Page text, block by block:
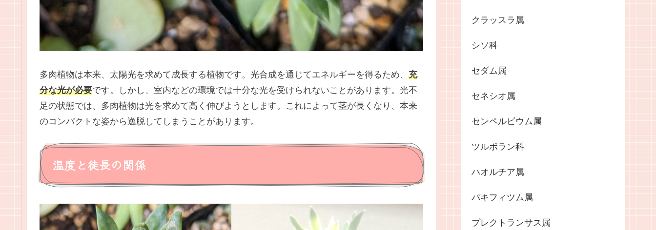
多肉植物は本来、太陽光を求めて成長する植物です。光合成を通じてエネルギーを得るため、 充
分な光が必要です。しかし、室内などの環境では十分な光を受けられないことがあります。光不
足の状態では、多肉植物は光を求めて高く伸びようとします。これによって茎が長くなり、本来
のコンパクトな姿から逸脱してしまうことがあります。
温度と徒長の関係
クラッスラ属
シソ科
セダム属
セネシオ属
センペルビウム属
ツルボラン科
ハオルチア属
パキフィツム属
プレクトランサス属